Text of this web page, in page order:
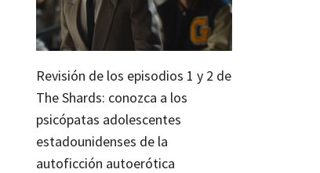
Revisión de los episodios 1 y 2 de
The Shards: conozca a los
psicópatas adolescentes
estadounidenses de la
autoficción autoerótica